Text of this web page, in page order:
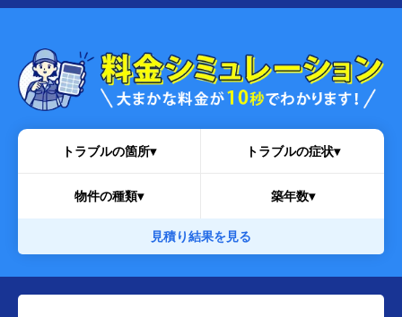
トラブルの箇所▾ トラブルの症状▾
物件の種類▾ 築年数▾
見積り結果を見る